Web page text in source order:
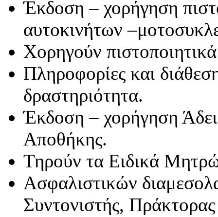
Έκδοση – χορήγηση
αυτοκινήτων
Χορηγούν
Πληροφορίες και
δραστηριότητα.
Έκδοση – χορήγηση
Αποθήκης.
Τηρούν τα Ειδικά
Ασφαλιστικών
Συντονιστής,